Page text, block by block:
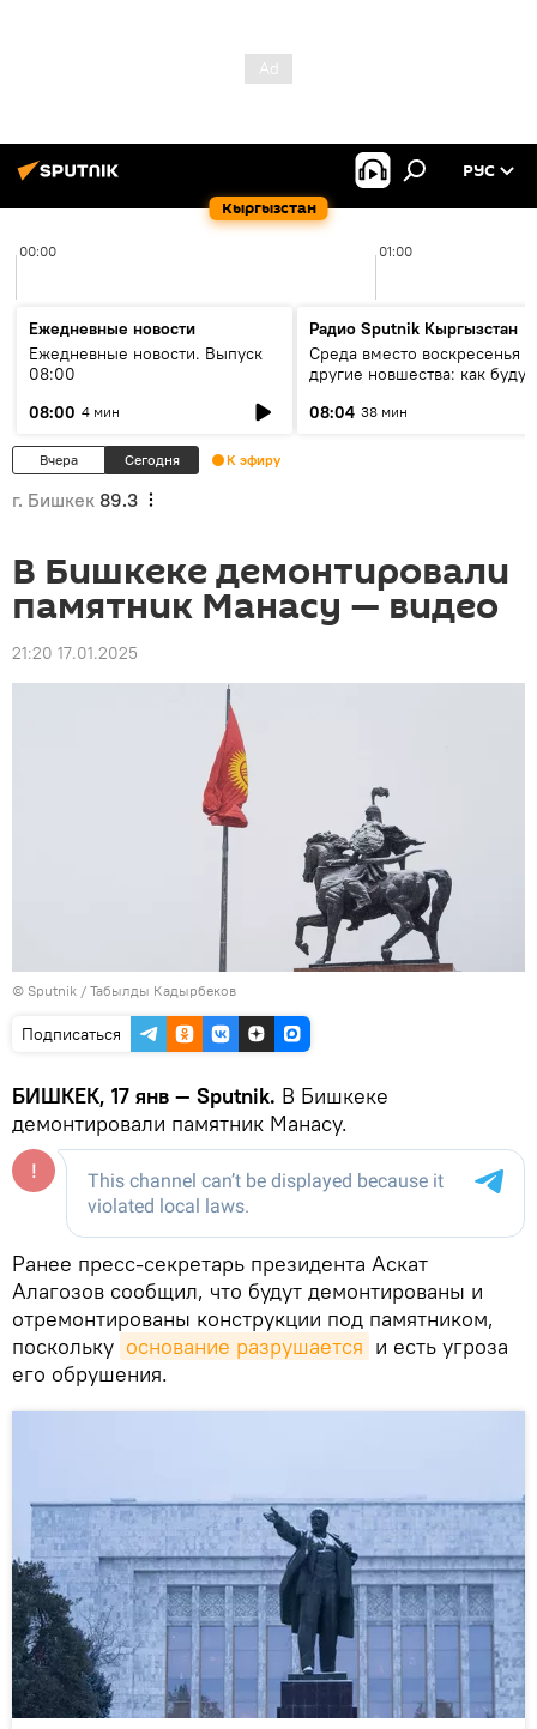
Кыргызстан
РУС
00:00 01:00
Ежедневные новости
Ежедневные новости. Выпуск
08:00
08:00 4 мин
Радио Sputnik Кыргызстан
Среда вместо воскресенья и
другие новшества: как будут
08:04 38 мин
Вчера Сегодня К эфиру
г. Бишкек 89.3
В Бишкеке демонтировали
памятник Манасу — видео
21:20 17.01.2025
© Sputnik / Табылды Кадырбеков
Подписаться
БИШКЕК, 17 янв — Sputnik. В Бишкеке
демонтировали памятник Манасу.
Ранее пресс-секретарь президента Аскат
Алагозов сообщил, что будут демонтированы и
отремонтированы конструкции под памятником,
поскольку основание разрушается и есть угроза
его обрушения.